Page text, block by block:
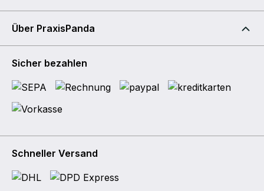
Über PraxisPanda
Sicher bezahlen
Schneller Versand